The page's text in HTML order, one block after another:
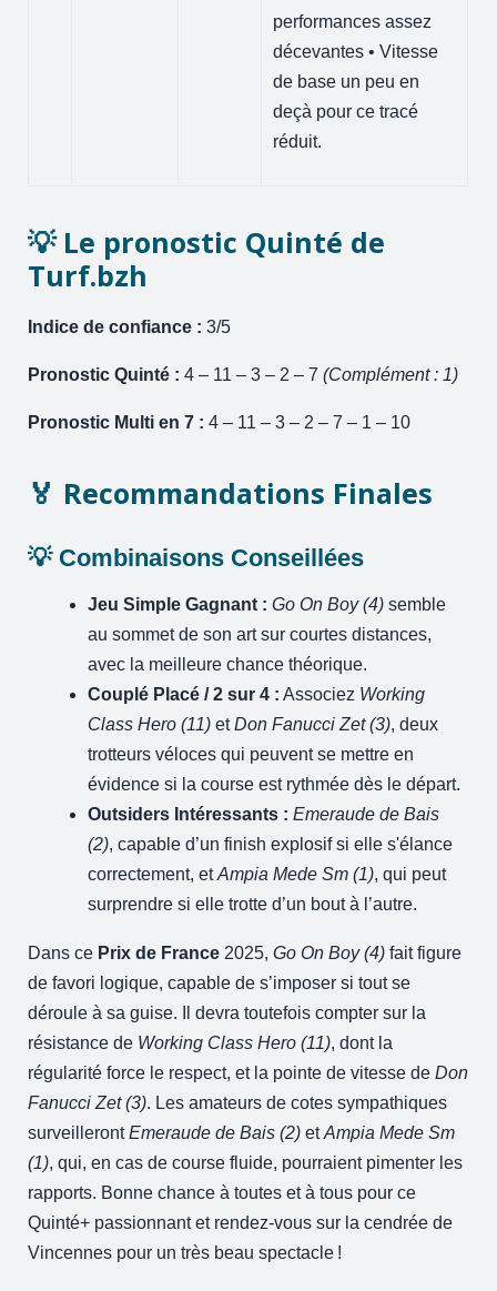
performances assez
décevantes • Vitesse
de base un peu en
deçà pour ce tracé
réduit.
💡 Le pronostic Quinté de
Turf.bzh
Indice de confiance : 3/5
Pronostic Quinté : 4 – 11 – 3 – 2 – 7(Complément : 1)
Pronostic Multi en 7 : 4 – 11 – 3 – 2 – 7 – 1 – 10
🏅 Recommandations Finales
💡 Combinaisons Conseillées
Jeu Simple Gagnant : Go On Boy (4) semble
au sommet de son art sur courtes distances,
avec la meilleure chance théorique.
Couplé Placé / 2 sur 4 : Associez Working
Class Hero (11) etDon Fanucci Zet (3), deux
trotteurs véloces qui peuvent se mettre en
évidence si la course est rythmée dès le départ.
Outsiders Intéressants : Emeraude de Bais
(2), capable d’un finish explosif si elle s'élance
correctement, etAmpia Mede Sm (1), qui peut
surprendre si elle trotte d’un bout à l’autre.
Dans ce Prix de France 2025,Go On Boy (4) fait figure
de favori logique, capable de s’imposer si tout se
déroule à sa guise. Il devra toutefois compter sur la
résistance de Working Class Hero (11), dont la
régularité force le respect, et la pointe de vitesse deDon
Fanucci Zet (3). Les amateurs de cotes sympathiques
surveillerontEmeraude de Bais (2) etAmpia Mede Sm
(1), qui, en cas de course fluide, pourraient pimenter les
rapports. Bonne chance à toutes et à tous pour ce
Quinté+ passionnant et rendez-vous sur la cendrée de
Vincennes pour un très beau spectacle !